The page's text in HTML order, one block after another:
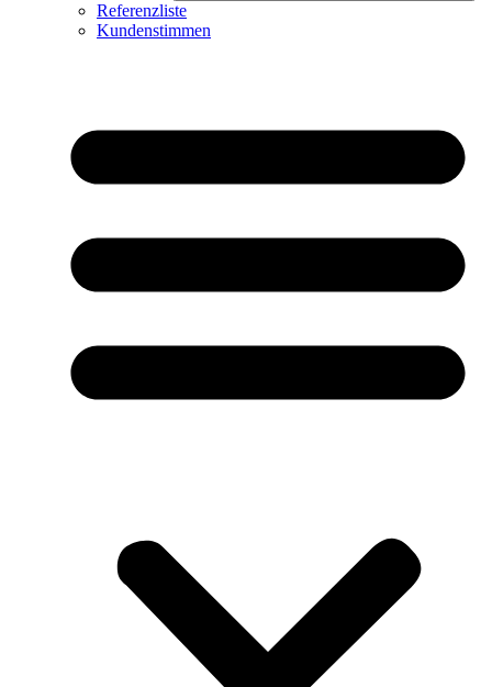
Referenzliste
Kundenstimmen